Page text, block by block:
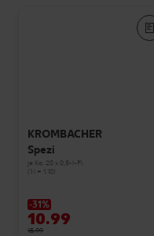
KROMBACHER
Spezi
je Ka. 20 x 0,5-l-Fl.
(1 l = 1.10)
-31%
10.99
15.99